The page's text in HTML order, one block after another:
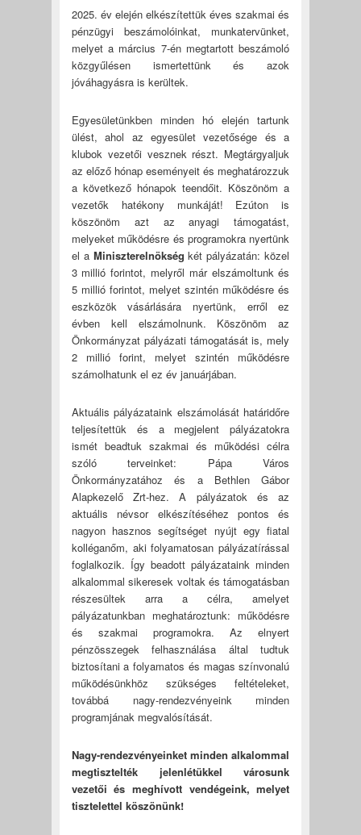
2025. év elején elkészítettük éves szakmai és
pénzügyi beszámolóinkat, munkatervünket,
melyet a március 7-én megtartott beszámoló
közgyűlésen ismertettünk és azok
jóváhagyásra is kerültek.
Egyesületünkben minden hó elején tartunk
ülést, ahol az egyesület vezetősége és a
klubok vezetői vesznek részt. Megtárgyaljuk
az előző hónap eseményeit és meghatározzuk
a következő hónapok teendőit. Köszönöm a
vezetők hatékony munkáját! Ezúton is
köszönöm azt az anyagi támogatást,
melyeket működésre és programokra nyertünk
el a Miniszterelnökségkét pályázatán: közel
3 millió forintot, melyről már elszámoltunk és
5 millió forintot, melyet szintén működésre és
eszközök vásárlására nyertünk, erről ez
évben kell elszámolnunk. Köszönöm az
Önkormányzat pályázati támogatását is, mely
2 millió forint, melyet szintén működésre
számolhatunk el ez év januárjában.
Aktuális pályázataink elszámolását határidőre
teljesítettük és a megjelent pályázatokra
ismét beadtuk szakmai és működési célra
szóló terveinket: Pápa Város
Önkormányzatához és a Bethlen Gábor
Alapkezelő Zrt-hez. A pályázatok és az
aktuális névsor elkészítéséhez pontos és
nagyon hasznos segítséget nyújt egy fiatal
kolléganőm, aki folyamatosan pályázatírással
foglalkozik. Így beadott pályázataink minden
alkalommal sikeresek voltak és támogatásban
részesültek arra a célra, amelyet
pályázatunkban meghatároztunk: működésre
és szakmai programokra. Az elnyert
pénzösszegek felhasználása által tudtuk
biztosítani a folyamatos és magas színvonalú
működésünkhöz szükséges feltételeket,
továbbá nagy-rendezvényeink minden
programjának megvalósítását.
Nagy-rendezvényeinket minden alkalommal
megtisztelték jelenlétükkel városunk
vezetői és meghívott vendégeink, melyet
tisztelettel köszönünk!